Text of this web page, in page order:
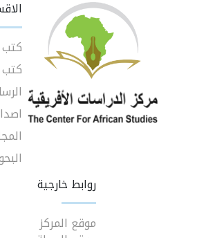
كتب
كتب
روابط خارجية
موقع المركز